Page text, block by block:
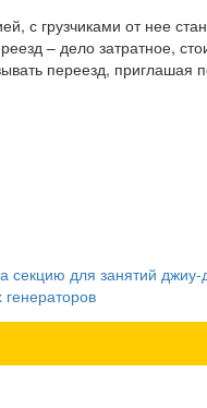
с грузчиками от нее
– дело затратное,
переезд, приглашая
секцию для занятий джиу-